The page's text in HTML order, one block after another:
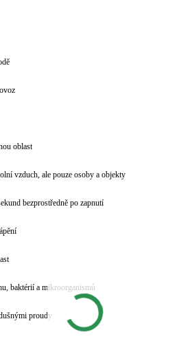
oblast
vzduch, ale pouze osoby a objekty
bezprostředně po zapnutí
baktérií a mikroorganismů
proudy